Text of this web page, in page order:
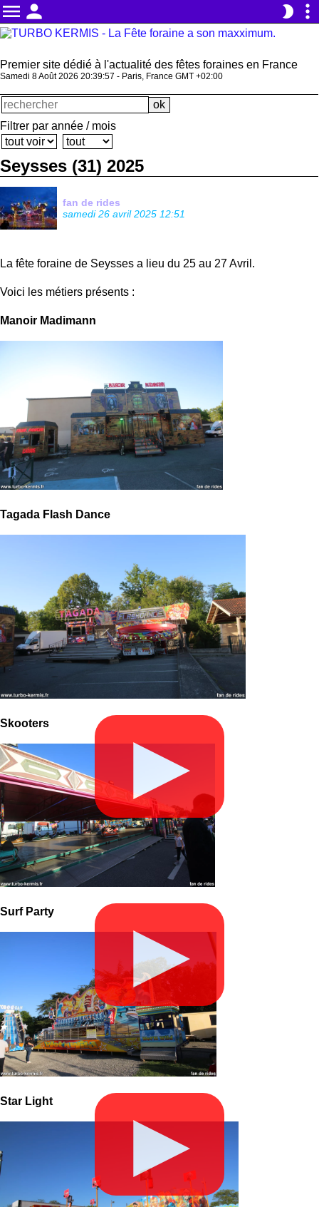
menu person brightness_2 more_vert
Premier site dédié à l'actualité des fêtes foraines en France
Samedi 8 Août 2026 20:39:57 - Paris, France GMT +02:00
Filtrer par année / mois
Seysses (31) 2025
fan de rides
samedi 26 avril 2025 12:51
La fête foraine de Seysses a lieu du 25 au 27 Avril.
Voici les métiers présents :
Manoir Madimann
Tagada Flash Dance
▶
Skooters
▶
Surf Party
▶
Star Light